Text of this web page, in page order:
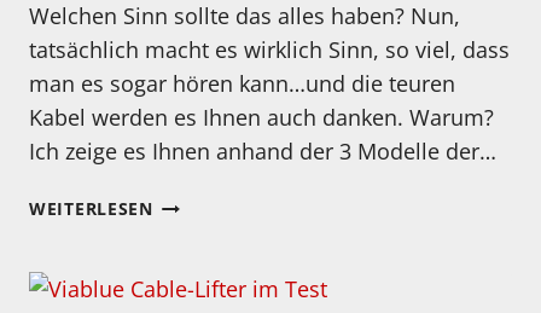
Welchen Sinn sollte das alles haben? Nun,
tatsächlich macht es wirklich Sinn, so viel, dass
man es sogar hören kann…und die teuren
Kabel werden es Ihnen auch danken. Warum?
Ich zeige es Ihnen anhand der 3 Modelle der…
WEITERLESENNEUES
ONLINE!